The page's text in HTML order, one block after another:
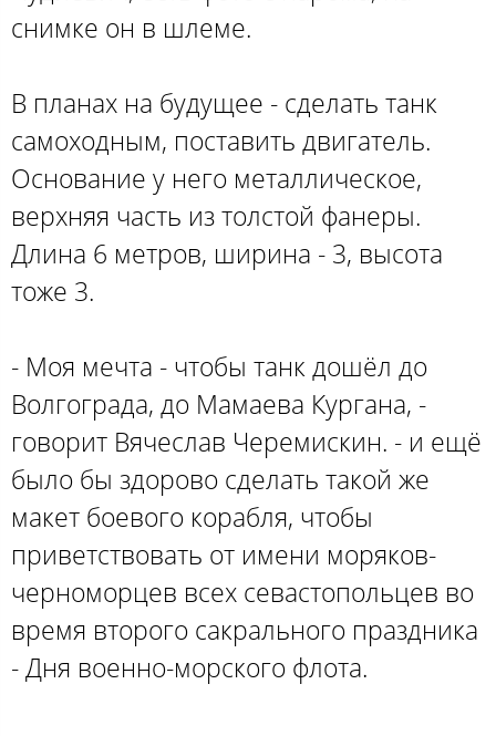
снимке он в шлеме.
В планах на будущее - сделать танк
самоходным, поставить двигатель.
Основание у него металлическое,
верхняя часть из толстой фанеры.
Длина 6 метров, ширина - 3, высота
тоже 3.
- Моя мечта - чтобы танк дошёл до
Волгограда, до Мамаева Кургана, -
говорит Вячеслав Черемискин. - и ещё
было бы здорово сделать такой же
макет боевого корабля, чтобы
приветствовать от имени моряков-
черноморцев всех севастопольцев во
время второго сакрального праздника
- Дня военно-морского флота.